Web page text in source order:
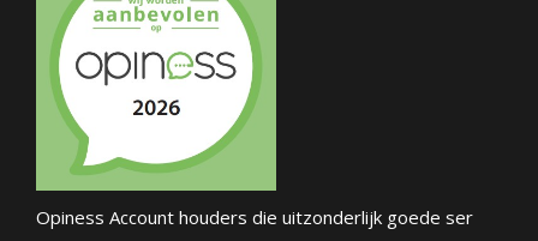
Opiness Account houders die uitzonderlijk goede ser